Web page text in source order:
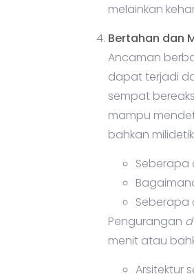
melainkan
Bertahan dan
Ancaman
dapat terjadi
sempat
mampu
bahkan
Seberapa
Pengurangan
menit atau
Arsitektur